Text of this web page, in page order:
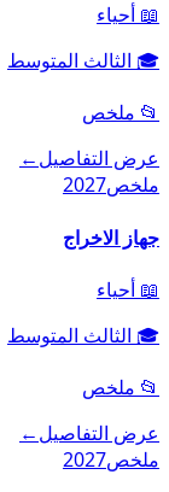
📖 أحياء
🎓 الثالث المتوسط
📂 ملخص
عرض التفاصيل←
ملخص2027
جهاز الاخراج
📖 أحياء
🎓 الثالث المتوسط
📂 ملخص
عرض التفاصيل←
ملخص2027